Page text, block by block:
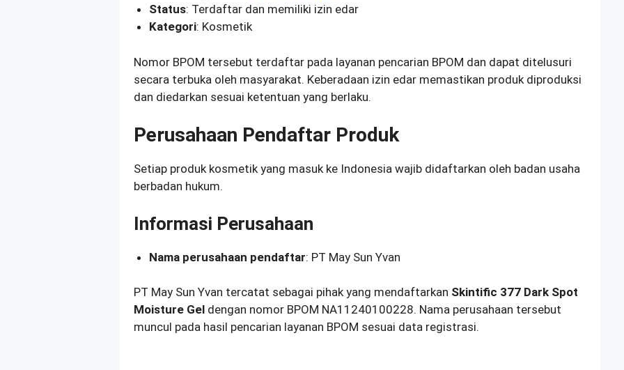
Status: Terdaftar dan memiliki izin edar
Kategori: Kosmetik
Nomor BPOM tersebut terdaftar pada layanan pencarian BPOM dan dapat ditelusuri
secara terbuka oleh masyarakat. Keberadaan izin edar memastikan produk diproduksi
dan diedarkan sesuai ketentuan yang berlaku.
Perusahaan Pendaftar Produk
Setiap produk kosmetik yang masuk ke Indonesia wajib didaftarkan oleh badan usaha
berbadan hukum.
Informasi Perusahaan
Nama perusahaan pendaftar: PT May Sun Yvan
PT May Sun Yvan tercatat sebagai pihak yang mendaftarkan Skintific 377 Dark Spot
Moisture Gel dengan nomor BPOM NA11240100228. Nama perusahaan tersebut
muncul pada hasil pencarian layanan BPOM sesuai data registrasi.